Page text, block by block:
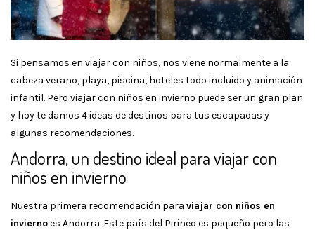
Si pensamos en viajar con niños, nos viene normalmente a la
cabeza verano, playa, piscina, hoteles todo incluido y animación
infantil. Pero viajar con niños en invierno puede ser un gran plan
y hoy te damos 4 ideas de destinos para tus escapadas y
algunas recomendaciones.
Andorra, un destino ideal para viajar con
niños en invierno
Nuestra primera recomendación para viajar con niños en
inviernoes Andorra. Este país del Pirineo es pequeño pero las